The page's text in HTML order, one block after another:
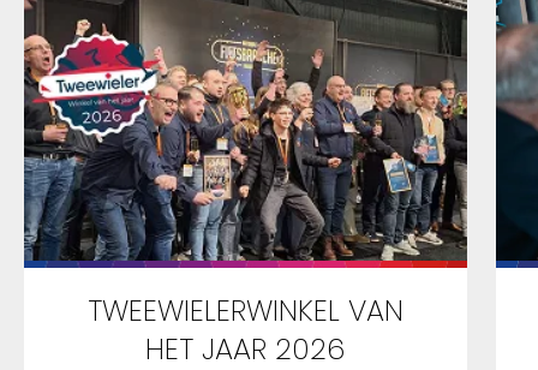
TWEEWIELERWINKEL VAN
HET JAAR 2026